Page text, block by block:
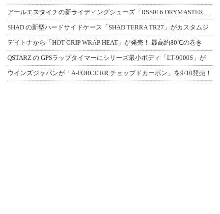
アールエスタイチの新ライディングシューズ「RSS016 DRYMASTER スト
SHAD の新型ハードサイドケース「SHAD TERRA TR27」がカスタムジ
デイトナから「HOT GRIP WRAP HEAT」が発売！ 最高約80℃の巻き
QSTARZ の GPSラップタイマーにシリーズ最小ボディ「LT-9000S」が
ウインズジャパンが「A-FORCE RR チョップドカーボン」を9/10発売！